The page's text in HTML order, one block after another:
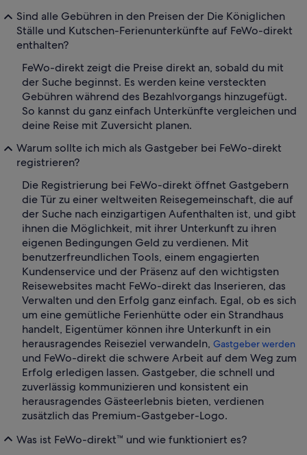
Sind alle Gebühren in den Preisen der Die Königlichen
Ställe und Kutschen-Ferienunterkünfte auf FeWo-direkt
enthalten?
FeWo-direkt zeigt die Preise direkt an, sobald du mit
der Suche beginnst. Es werden keine versteckten
Gebühren während des Bezahlvorgangs hinzugefügt.
So kannst du ganz einfach Unterkünfte vergleichen und
deine Reise mit Zuversicht planen.
Warum sollte ich mich als Gastgeber bei FeWo-direkt
registrieren?
Die Registrierung bei FeWo-direkt öffnet Gastgebern
die Tür zu einer weltweiten Reisegemeinschaft, die auf
der Suche nach einzigartigen Aufenthalten ist, und gibt
ihnen die Möglichkeit, mit ihrer Unterkunft zu ihren
eigenen Bedingungen Geld zu verdienen. Mit
benutzerfreundlichen Tools, einem engagierten
Kundenservice und der Präsenz auf den wichtigsten
Reisewebsites macht FeWo-direkt das Inserieren, das
Verwalten und den Erfolg ganz einfach. Egal, ob es sich
um eine gemütliche Ferienhütte oder ein Strandhaus
handelt, Eigentümer können ihre Unterkunft in ein
herausragendes Reiseziel verwandeln, Gastgeber werden
und FeWo-direkt die schwere Arbeit auf dem Weg zum
Erfolg erledigen lassen. Gastgeber, die schnell und
zuverlässig kommunizieren und konsistent ein
herausragendes Gästeerlebnis bieten, verdienen
zusätzlich das Premium-Gastgeber-Logo.
Was ist FeWo-direkt™ und wie funktioniert es?